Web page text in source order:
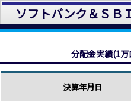
ソフトバンク＆ＳＢ
分配金実績(1
決算年月日